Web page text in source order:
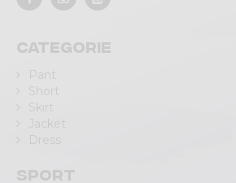
Categorie
Pant
Short
Skirt
Jacket
Dress
Sport